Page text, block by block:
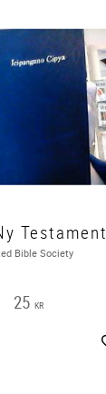
Bible Society
25 KR